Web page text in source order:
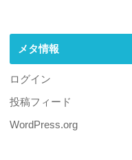
メタ情報
ログイン
投稿フィード
WordPress.org